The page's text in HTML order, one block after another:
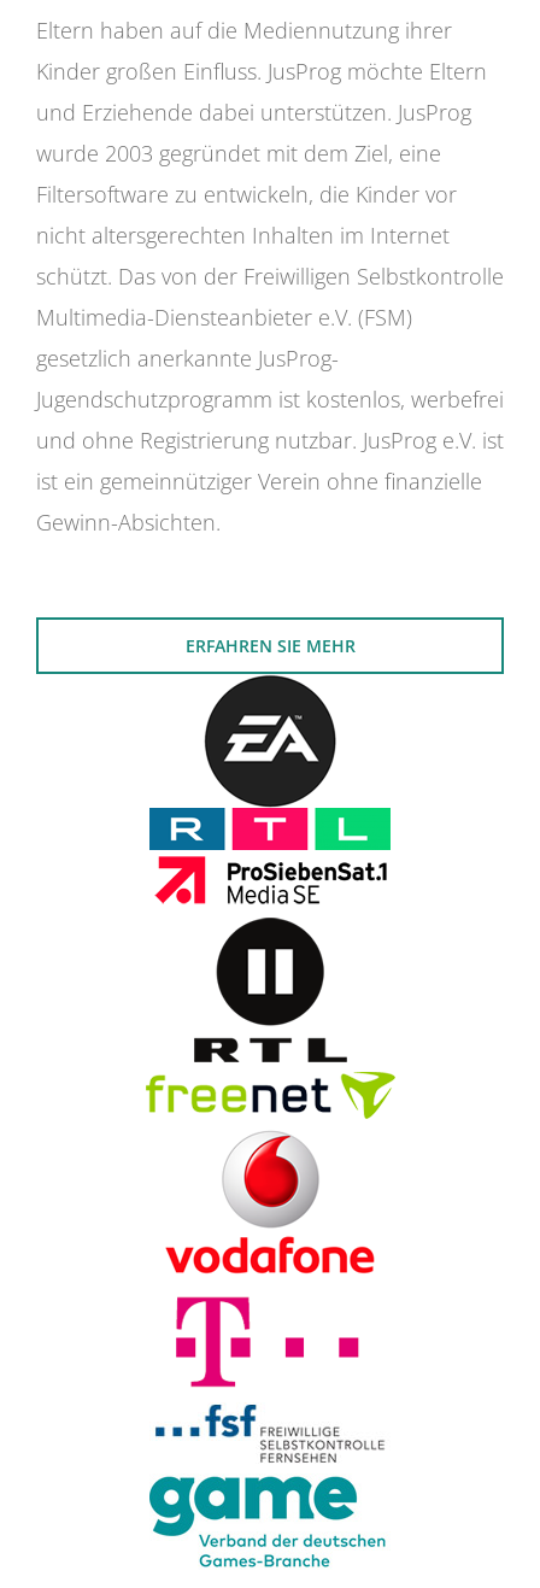
Eltern haben auf die Mediennutzung ihrer
Kinder großen Einfluss. JusProg möchte Eltern
und Erziehende dabei unterstützen. JusProg
wurde 2003 gegründet mit dem Ziel, eine
Filtersoftware zu entwickeln, die Kinder vor
nicht altersgerechten Inhalten im Internet
schützt. Das von der Freiwilligen Selbstkontrolle
Multimedia-Diensteanbieter e.V. (FSM)
gesetzlich anerkannte JusProg-
Jugendschutzprogramm ist kostenlos, werbefrei
und ohne Registrierung nutzbar. JusProg e.V. ist
ist ein gemeinnütziger Verein ohne finanzielle
Gewinn-Absichten.
ERFAHREN SIE MEHR